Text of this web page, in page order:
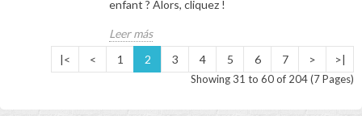
redécouvrir le cartable et apprendre
comment choisir le meilleur allié pour votre
enfant ? Alors, cliquez !
Leer más